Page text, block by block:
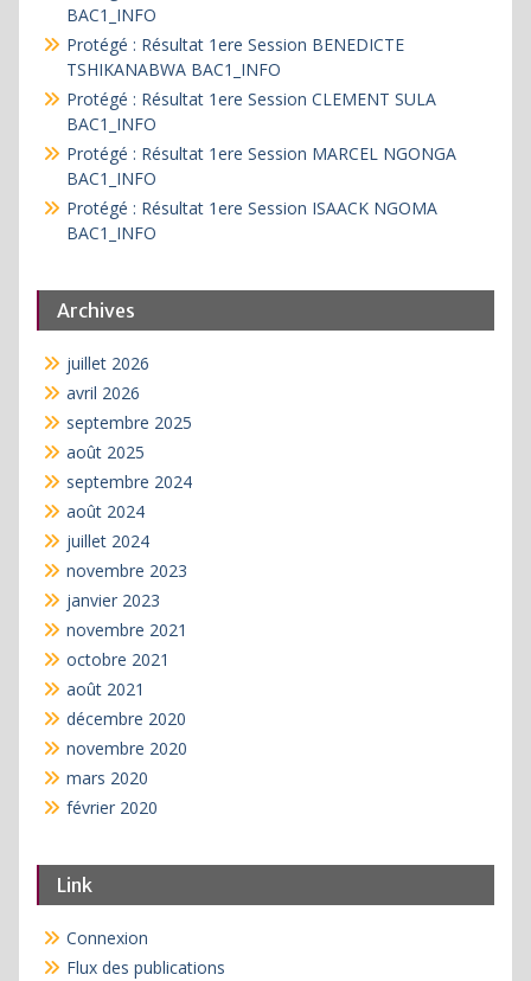
BAC1_INFO
Protégé : Résultat 1ere Session BENEDICTE
TSHIKANABWA BAC1_INFO
Protégé : Résultat 1ere Session CLEMENT SULA
BAC1_INFO
Protégé : Résultat 1ere Session MARCEL NGONGA
BAC1_INFO
Protégé : Résultat 1ere Session ISAACK NGOMA
BAC1_INFO
Archives
juillet 2026
avril 2026
septembre 2025
août 2025
septembre 2024
août 2024
juillet 2024
novembre 2023
janvier 2023
novembre 2021
octobre 2021
août 2021
décembre 2020
novembre 2020
mars 2020
février 2020
Link
Connexion
Flux des publications